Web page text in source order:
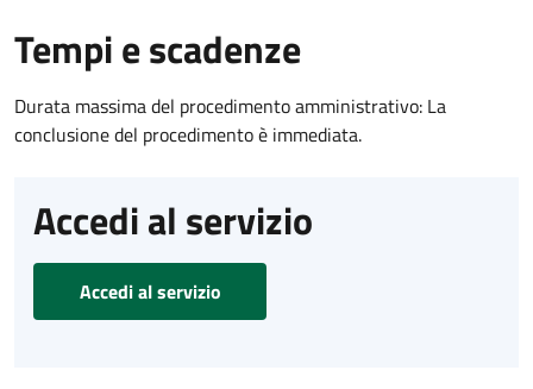
Tempi e scadenze
Durata massima del procedimento amministrativo: La
conclusione del procedimento è immediata.
Accedi al servizio
Accedi al servizio